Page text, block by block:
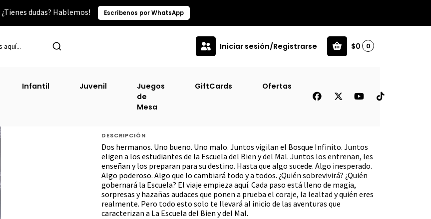
¿Tienes dudas? Hablemos! Escríbenos por WhatsApp
Iniciar sesión/Registrarse $0 0
Infantil Juvenil
Juegos
de
Mesa
GiftCards Ofertas
Origen De La Escuela Del Bien Y Del Mal, El
DESCRIPCIÓN
Dos hermanos. Uno bueno. Uno malo. Juntos vigilan el Bosque Infinito. Juntos
eligen a los estudiantes de la Escuela del Bien y del Mal. Juntos los entrenan, les
enseñan y los preparan para su destino. Hasta que algo sucede. Algo inesperado.
Algo poderoso. Algo que lo cambiará todo y a todos. ¿Quién sobrevivirá? ¿Quién
gobernará la Escuela? El viaje empieza aquí. Cada paso está lleno de magia,
sorpresas y hazañas audaces que ponen a prueba el coraje, la lealtad y quién eres
realmente. Pero todo esto solo te llevará al inicio de las aventuras que
caracterizan a La Escuela del Bien y del Mal.